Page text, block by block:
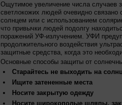
Ощутимое увеличение числа случаев
светлокожих людей очевидно
солнцем или с использованием
что привычки людей подолгу
поражений УФ-излучением. УФИ
продолжительного воздействия
защитные средства, когда это
Основные способы защиты от
Старайтесь не выходить на
Ищите затененные места
Носите закрытую одежду
Носите широкополые шляпы,